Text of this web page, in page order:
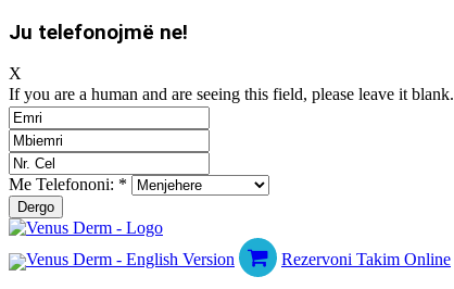
Ju telefonojmë ne!
X
If you are a human and are seeing this field, please leave it blank.
Me Telefononi: *
Rezervoni Takim Online